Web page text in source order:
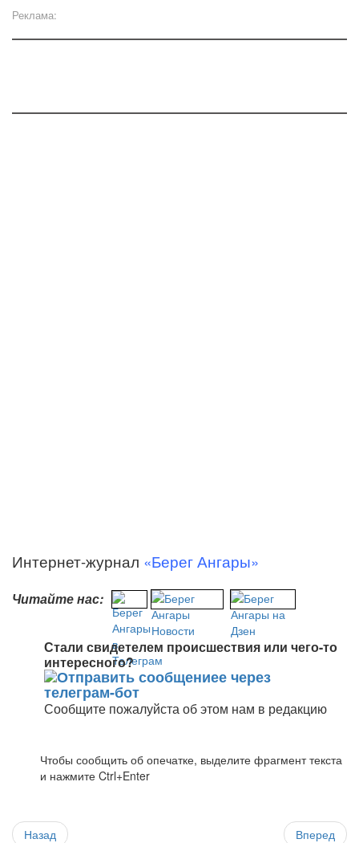
Реклама:
Интернет-журнал «Берег Ангары»
Читайте нас:
Стали свидетелем происшествия или чего-то
интересного?
Сообщите пожалуйста об этом нам в редакцию
Чтобы сообщить об опечатке, выделите фрагмент текста
и нажмите Ctrl+Enter
Назад Вперед